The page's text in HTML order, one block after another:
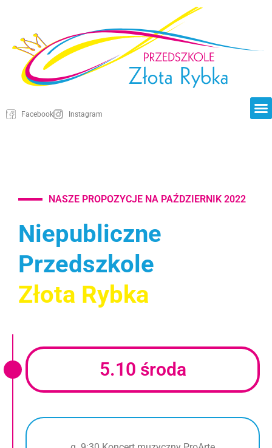
Facebook Instagram
NASZE PROPOZYCJE NA PAŹDZIERNIK 2022
Niepubliczne
Przedszkole
Złota Rybka
5.10 środa